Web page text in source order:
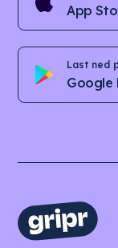
App
Last ned
Google